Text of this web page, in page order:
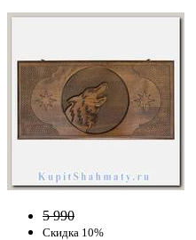
5 990
Скидка 10%